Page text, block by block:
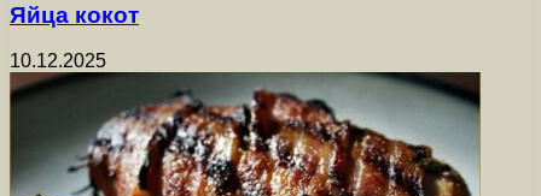
Яйца кокот
10.12.2025